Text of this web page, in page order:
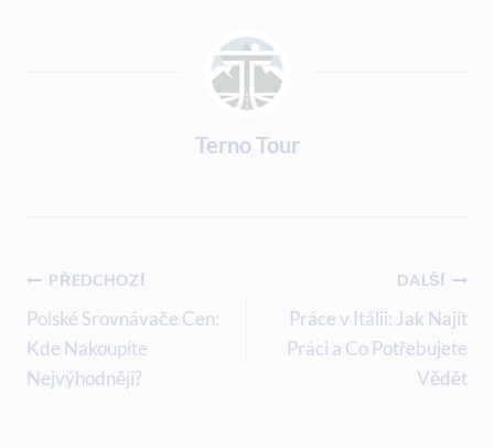
Terno Tour
Navigace
Pro
Příspěvek
PŘEDCHOZÍ
Polské Srovnávače Cen:
Kde Nakoupíte
Nejvýhodněji?
DALŠÍ
Práce v Itálii: Jak Najít
Práci a Co Potřebujete
Vědět